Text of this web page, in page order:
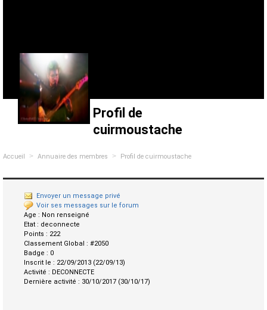
Profil de
cuirmoustache
Accueil > Annuaire des membres > Profil de cuirmoustache
Envoyer un message privé
Voir ses messages sur le forum
Age : Non renseigné
Etat : deconnecte
Points : 222
Classement Global : #2050
Badge : 0
Inscrit le : 22/09/2013 (22/09/13)
Activité : DECONNECTE
Dernière activité : 30/10/2017 (30/10/17)